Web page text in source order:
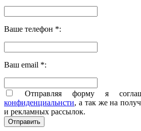
Ваше телефон *:
Ваш email *:
Отправляя форму я
конфиденциальнсти, а так же на
и рекламных рассылок.